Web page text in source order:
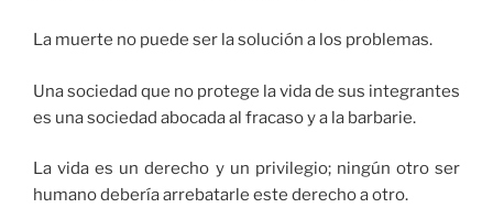
La muerte no puede ser la solución a los problemas.
Una sociedad que no protege la vida de sus integrantes
es una sociedad abocada al fracaso y a la barbarie.
La vida es un derecho y un privilegio; ningún otro ser
humano debería arrebatarle este derecho a otro.